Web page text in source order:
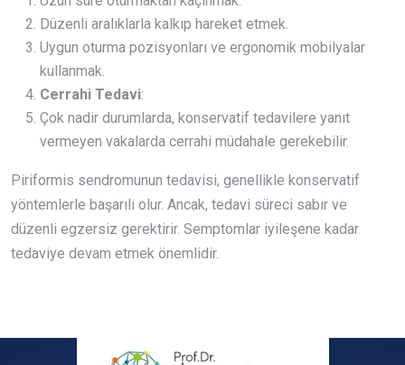
Düzenli aralıklarla kalkıp hareket etmek.
Uygun oturma pozisyonları ve ergonomik mobilyalar
kullanmak.
Cerrahi Tedavi:
Çok nadir durumlarda, konservatif tedavilere yanıt
vermeyen vakalarda cerrahi müdahale gerekebilir.
Piriformis sendromunun tedavisi, genellikle konservatif
yöntemlerle başarılı olur. Ancak, tedavi süreci sabır ve
düzenli egzersiz gerektirir. Semptomlar iyileşene kadar
tedaviye devam etmek önemlidir.